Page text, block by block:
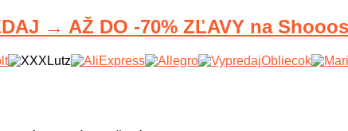
→ AŽ DO -70% ZĽAVY na